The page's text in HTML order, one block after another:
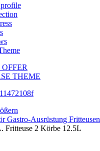
THEME
Gastro-Ausrüstung Fritteusen
Fritteuse 2 Körbe 12.5L